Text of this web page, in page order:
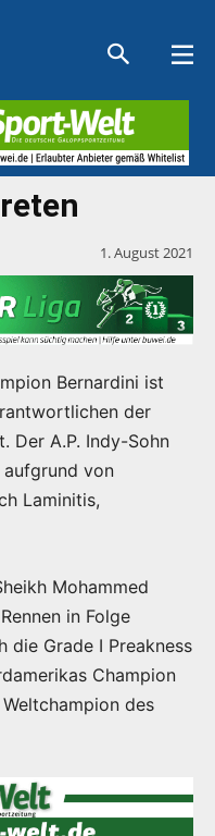
1. August 2021
Bernardini ist
der
Der A.P. Indy-Sohn
aufgrund von
Laminitis,
Mohammed
in Folge
die Grade I Preakness
Champion
des